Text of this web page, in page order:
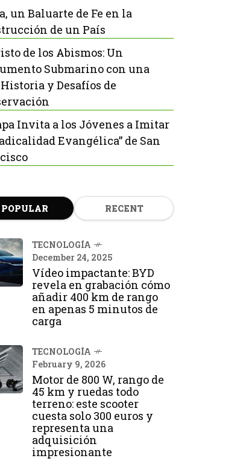
un Baluarte de Fe en la
de un País
de los Abismos: Un
Submarino con una
y Desafíos de
Invita a los Jóvenes a Imitar
Evangélica” de San
POPULAR RECENT
TECNOLOGÍA
December 24, 2025
Vídeo impactante: BYD
revela en grabación cómo
añadir 400 km de rango
en apenas 5 minutos de
carga
TECNOLOGÍA
February 9, 2026
Motor de 800 W, rango de
45 km y ruedas todo
terreno: este scooter
cuesta solo 300 euros y
representa una
adquisición
impresionante